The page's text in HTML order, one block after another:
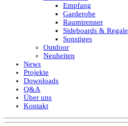
Empfang
Garderobe
Raumtrenner
Sideboards & Regale
Sonstiges
Outdoor
Neuheiten
News
Projekte
Downloads
Q&A
Über uns
Kontakt